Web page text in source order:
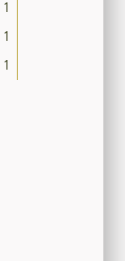
1
1
1